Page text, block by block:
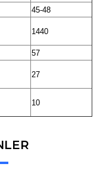
45-48
1440
57
27
10